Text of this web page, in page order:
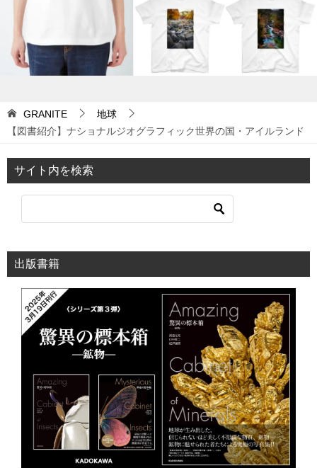
GRANITE
地球
【図書紹介】ナショナルジオグラフィック世界の国・アイルランド
サイト内を検索
出版書籍